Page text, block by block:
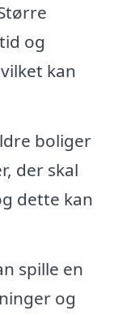
og
kan
boliger
der skal
dette kan
spille en
og